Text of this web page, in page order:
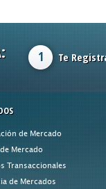
1 Te
de Mercado
Mercado
Transaccionales
de Mercados